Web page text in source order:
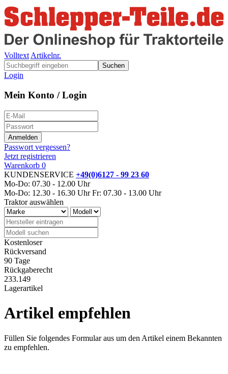
Volltext Artikelnr.
Suchen
Login
Mein Konto / Login
Passwort vergessen?
Jetzt registrieren
Warenkorb 0
KUNDENSERVICE +49(0)6127 - 99 23 60
Mo-Do: 07.30 - 12.00 Uhr
Mo-Do: 12.30 - 16.30 Uhr Fr: 07.30 - 13.00 Uhr
Traktor auswählen
Kostenloser
Rückversand
90 Tage
Rückgaberecht
233.149
Lagerartikel
Artikel empfehlen
Füllen Sie folgendes Formular aus um den Artikel einem Bekannten
zu empfehlen.